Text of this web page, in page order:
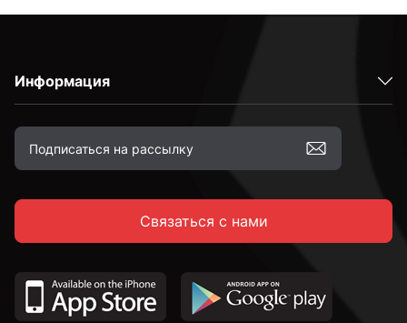
Информация
Связаться с нами